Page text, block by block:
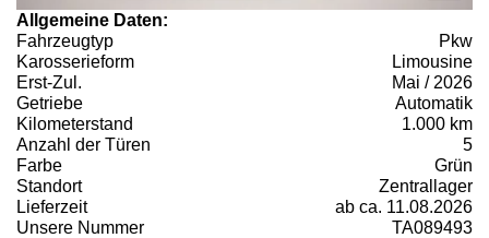
Allgemeine Daten:
Fahrzeugtyp
Pkw
Karosserieform
Limousine
Erst-Zul.
Mai / 2026
Getriebe
Automatik
Kilometerstand
1.000 km
Anzahl der Türen
5
Farbe
Grün
Standort
Zentrallager
Lieferzeit
ab ca. 11.08.2026
Unsere Nummer
TA089493